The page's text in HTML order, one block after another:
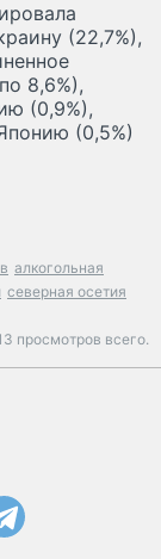
(22,7%),
8,6%),
(0,9%),
(0,5%)
алкогольная
северная осетия
просмотров всего.